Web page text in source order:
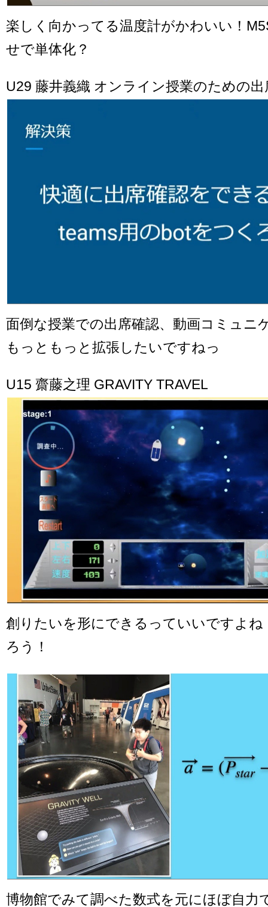
楽しく向かってる温度計がかわいい！
せで単体化？
U29 藤井義織 オンライン授業のための出
面倒な授業での出席確認、動画コミュニ
もっともっと拡張したいですねっ
U15 齋藤之理 GRAVITY TRAVEL
創りたいを形にできるっていいですよ
ろう！
博物館でみて調べた数式を元にほぼ自力